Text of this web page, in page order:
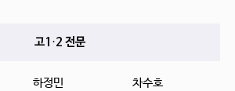
고1·2 전문
하정민 차수호